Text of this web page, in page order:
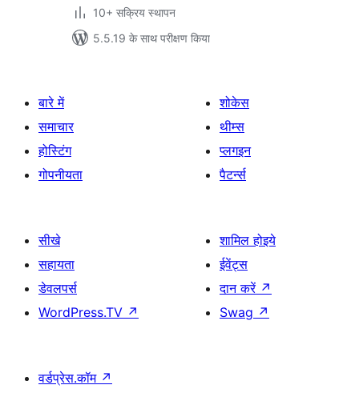
10+ सक्रिय स्थापन
5.5.19 के साथ परीक्षण किया
बारे में
समाचार
होस्टिंग
गोपनीयता
शोकेस
थीम्स
प्लगइन
पैटर्न्स
सीखे
सहायता
डेवलपर्स
WordPress.TV ↗
शामिल होइये
ईवेंट्स
दान करें ↗
Swag ↗
वर्डप्रेस.कॉम ↗